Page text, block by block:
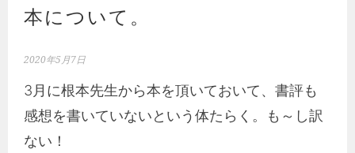
本について。
2020年5月7日
3月に根本先生から本を頂いておいて、書評も
感想を書いていないという体たらく。も～し訳
ない！